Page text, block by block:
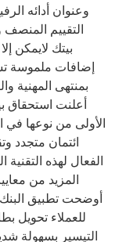
وعنوان أدائه
التقييم المنصف
بيتك لايمكن
إضافات ملموسة
بمنتهى المهنية
أعلنت استحقاق
الأولى من نوعها في
ائتمان متجدد
الفعال لهذه
المزيد من
أوضحت تطبيق البنك
للعملاء تحويل
التيسير بسهولة